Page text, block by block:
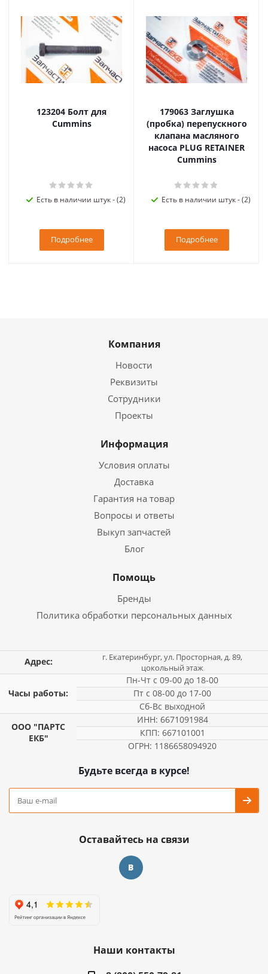
123204 Болт для
Cummins
Есть в наличии штук - (2)
Подробнее
179063 Заглушка
(пробка) перепускного
клапана масляного
насоса PLUG RETAINER
Cummins
Есть в наличии штук - (2)
Подробнее
Компания
Новости
Реквизиты
Сотрудники
Проекты
Информация
Условия оплаты
Доставка
Гарантия на товар
Вопросы и ответы
Выкуп запчастей
Блог
Помощь
Бренды
Политика обработки персональных данных
Адрес:
г. Екатеринбург, ул. Просторная, д. 89,
цокольный этаж
Часы работы:
Пн-Чт с 09-00 до 18-00
Пт с 08-00 до 17-00
Сб-Вс выходной
ООО "ПАРТС
ЕКБ"
ИНН: 6671091984
КПП: 667101001
ОГРН: 1186658094920
Будьте всегда в курсе!
Оставайтесь на связи
Наши контакты